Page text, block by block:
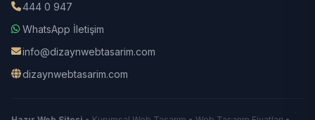
444 0 947
WhatsApp İletişim
info@dizaynwebtasarim.com
dizaynwebtasarim.com